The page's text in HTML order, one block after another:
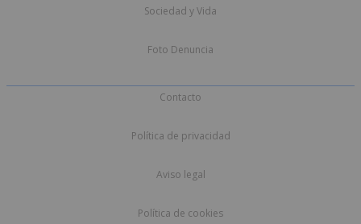
Sociedad y Vida
Foto Denuncia
Contacto
Política de privacidad
Aviso legal
Política de cookies